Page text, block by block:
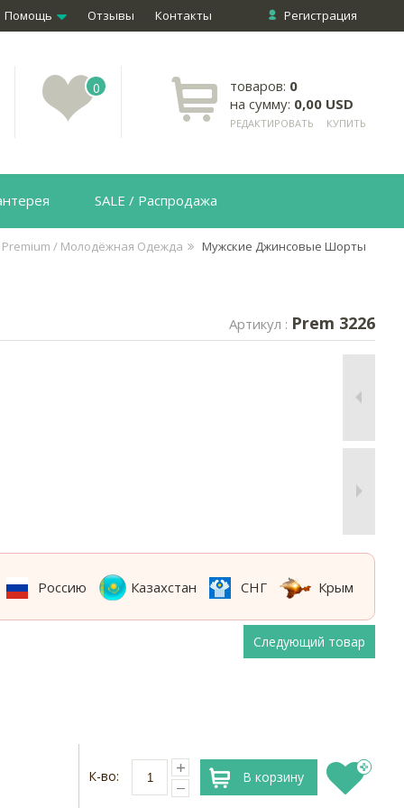
Регистрация
Помощь Отзывы Контакты
0 товаров: 0
на сумму: 0,00 USD
РЕДАКТИРОВАТЬ КУПИТЬ
SALE / Распродажа
Premium / Молодёжная Одежда Мужские Джинсовые Шорты
Артикул : Prem 3226
Россию Казахстан СНГ Крым
Следующий товар
К-во: В корзину